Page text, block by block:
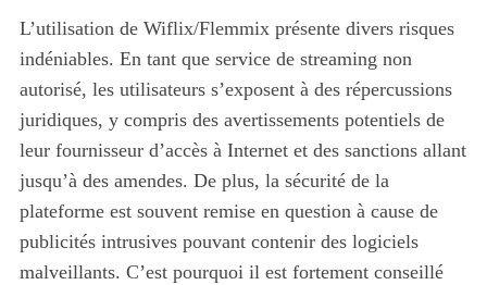
L’utilisation de Wiflix/Flemmix présente divers risques
indéniables. En tant que service de streaming non
autorisé, les utilisateurs s’exposent à des répercussions
juridiques, y compris des avertissements potentiels de
leur fournisseur d’accès à Internet et des sanctions allant
jusqu’à des amendes. De plus, la sécurité de la
plateforme est souvent remise en question à cause de
publicités intrusives pouvant contenir des logiciels
malveillants. C’est pourquoi il est fortement conseillé